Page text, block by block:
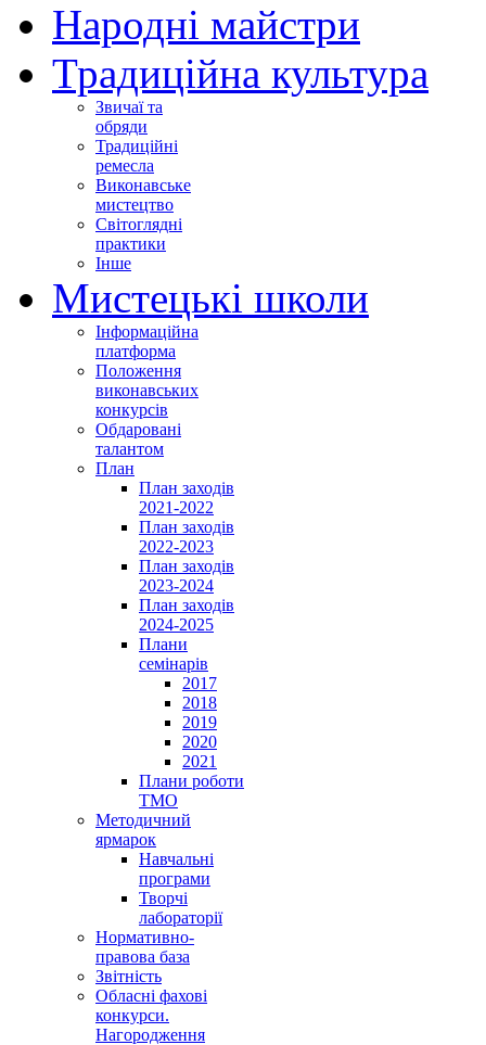
Народні майстри
Традиційна культура
Звичаї та
обряди
Традиційні
ремесла
Виконавське
мистецтво
Світоглядні
практики
Інше
Мистецькі школи
Інформаційна
платформа
Положення
виконавських
конкурсів
Обдаровані
талантом
План
План заходів
2021-2022
План заходів
2022-2023
План заходів
2023-2024
План заходів
2024-2025
Плани
семінарів
2017
2018
2019
2020
2021
Плани роботи
ТМО
Методичний
ярмарок
Навчальні
програми
Творчі
лабораторії
Нормативно-
правова база
Звітність
Обласні фахові
конкурси.
Нагородження